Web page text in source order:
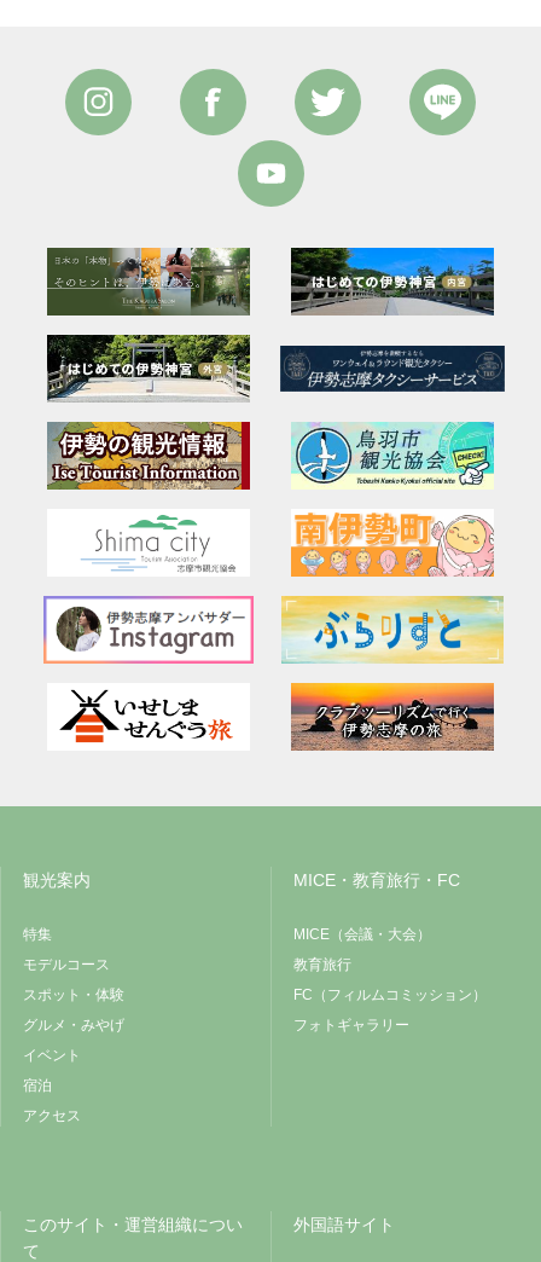
観光案内
特集
モデルコース
スポット・体験
グルメ・みやげ
イベント
宿泊
アクセス
MICE・教育旅行・FC
MICE（会議・大会）
教育旅行
FC（フィルムコミッション）
フォトギャラリー
このサイト・運営組織につい
て
外国語サイト